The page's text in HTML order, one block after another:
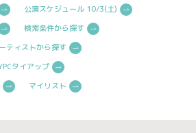
公演スケジュール 10/3(土)
検索条件から探す
ティストから探す
タイアップ
マイリスト